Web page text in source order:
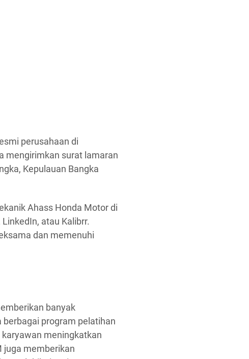
perusahaan di
mengirimkan surat lamaran
Kepulauan Bangka
Ahass Honda Motor di
atau Kalibrr.
dan memenuhi
banyak
program pelatihan
meningkatkan
juga memberikan